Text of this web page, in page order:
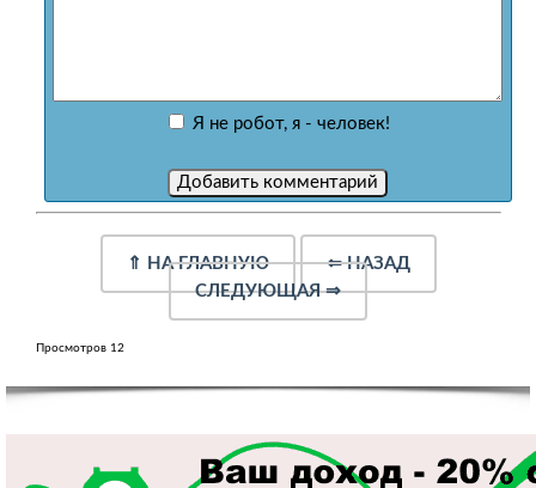
Я не робот, я - человек!
⇑ НА ГЛАВНУЮ ⇐НАЗАД
СЛЕДУЮЩАЯ⇒
Просмотров 12